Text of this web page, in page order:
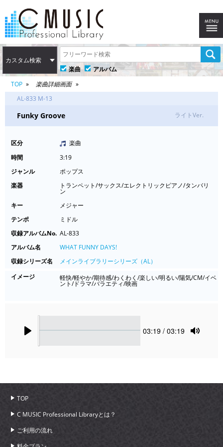
カスタム検索
楽曲
アルバム
TOP
楽曲詳細画面
AL-833 M-13
Funky Groove ライトVer.
区分
楽曲
時間
3:19
ジャンル
ポップス
楽器
トランペット/サックス/エレクトリックピアノ/タンバリ
ン
キー
メジャー
テンポ
ミドル
収録アルバムNo. AL-833
アルバム名
WHAT FUNNY DAYS!
収録シリーズ名
メインライブラリーシリーズ（AL）
イメージ
軽快/軽やか/期待感/わくわく/楽しい/明るい/陽気/CM/イベ
ント/ドラマ/バラエティ/映画
Current
03:19 / 03:19
TOP
C MUSIC Professional Libraryとは？
ご利用の流れ